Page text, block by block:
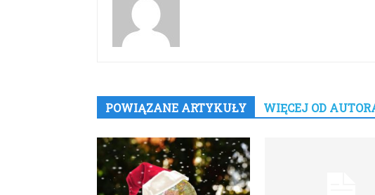
POWIĄZANE ARTYKUŁY WIĘCEJ OD